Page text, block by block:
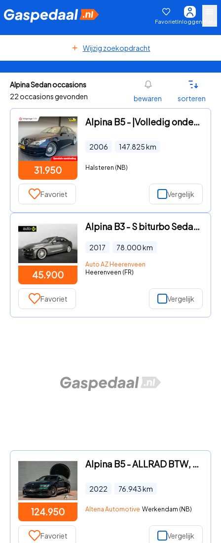
FavorietInloggen
Wijzig zoekopdracht
Alpina Sedan occasions
22 occasions gevonden
bewaren sorteren
31.950
Alpina B5 - |Volledig onderhoud|V8 Supercharger|Origineel
2006 147.825km
Halsteren (NB)
Favoriet Vergelijk
45.900
Alpina B3 - S biturbo Sedan 441 PK / Schuifdak / HIFI / Leder / Adaptief
2017 78.000km
Auto AZ Heerenveen
Heerenveen (FR)
Favoriet Vergelijk
124.950
Alpina B5 - ALLRAD BTW, LAVALINA II, sperdiff., Bowers en Wilkins, 4 wie
2022 76.943km
Altena Automotive Werkendam (NB)
Favoriet Vergelijk